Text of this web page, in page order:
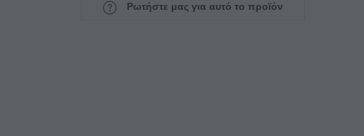
Ρωτήστε μας για αυτό το προϊόν